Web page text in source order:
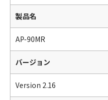
製品名
AP-90MR
バージョン
Version 2.16